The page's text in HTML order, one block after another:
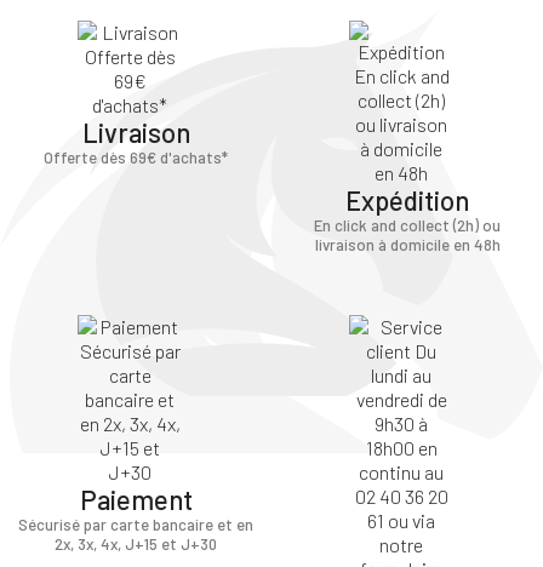
Livraison
Offerte dès 69€ d'achats*
Expédition
En click and collect (2h) ou
livraison à domicile en 48h
Paiement
Sécurisé par carte bancaire et en
2x, 3x, 4x, J+15 et J+30
Vous devez être connecté pour enregistrer des
produits dans votre liste d'envie
ANNULER SE
CONNECTER